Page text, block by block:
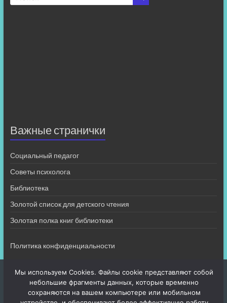
Важные странички
Социальный педагог
Советы психолога
Библиотека
Золотой список для детского чтения
Золотая полка книг библиотеки
Политика конфиденциальности
Мы используем Cookies. Файлы cookie представляют собой
небольшие фрагменты данных, которые временно
сохраняются на вашем компьютере или мобильном